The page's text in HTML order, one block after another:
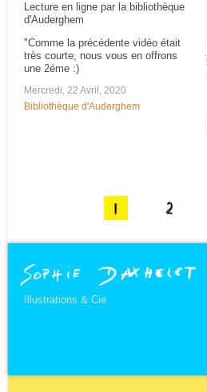
Lecture en ligne par la bibliothèque
d'Auderghem
"Comme la précédente vidéo était
très courte, nous vous en offrons
une 2éme :)
Mercredi, 22 Avril, 2020
Bibliothèque d'Auderghem
Illustrations & Cie